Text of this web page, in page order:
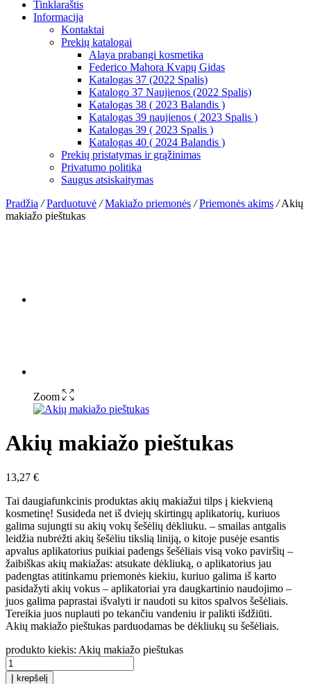
Tinklaraštis
Informacija
Kontaktai
Prekių katalogai
Alaya prabangi kosmetika
Federico Mahora Kvapų Gidas
Katalogas 37 (2022 Spalis)
Katalogo 37 Naujienos (2022 Spalis)
Katalogas 38 ( 2023 Balandis )
Katalogas 39 naujienos ( 2023 Spalis )
Katalogas 39 ( 2023 Spalis )
Katalogas 40 ( 2024 Balandis )
Prekių pristatymas ir grąžinimas
Privatumo politika
Saugus atsiskaitymas
Pradžia / Parduotuvė / Makiažo priemonės / Priemonės akims /Akių
makiažo pieštukas
Zoom
Akių makiažo pieštukas
13,27 €
Tai daugiafunkcinis produktas akių makiažui tilps į kiekvieną
kosmetinę! Susideda net iš dviejų skirtingų aplikatorių, kuriuos
galima sujungti su akių vokų šešėlių dėkliuku. – smailas antgalis
leidžia nubrėžti akių šešėliu tikslią liniją, o kitoje pusėje esantis
apvalus aplikatorius puikiai padengs šešėliais visą voko paviršių –
žaibiškas akių makiažas: atsukate dėkliuką, o aplikatorius jau
padengtas atitinkamu priemonės kiekiu, kuriuo galima iš karto
pasidažyti akių vokus – aplikatoriai yra daugkartinio naudojimo –
juos galima paprastai išvalyti ir naudoti su kitos spalvos šešėliais.
Tereikia juos nuplauti po tekančiu vandeniu ir palikti išdžiūti.
Akių makiažo pieštukas parduodamas be dėkliukų su šešėliais.
produkto kiekis: Akių makiažo pieštukas
Į krepšelį